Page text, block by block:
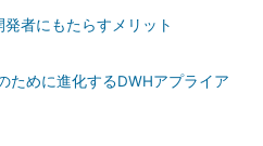
者にもたらすメリット
ために進化するDWHアプライア